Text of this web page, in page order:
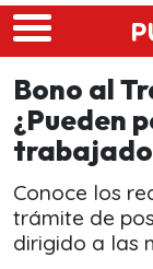
Skip to main
Bono al
¿Pueden
Conoce los
trámite de
dirigido a las